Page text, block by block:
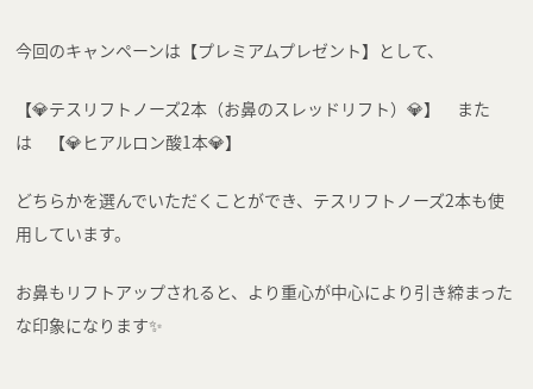
今回のキャンペーンは【プレミアムプレゼント】として、
【💎テスリフトノーズ2本（お鼻のスレッドリフト）💎】 また
は 【💎ヒアルロン酸1本💎】
どちらかを選んでいただくことができ、テスリフトノーズ2本も使
用しています。
お鼻もリフトアップされると、より重心が中心により引き締まった
な印象になります✨